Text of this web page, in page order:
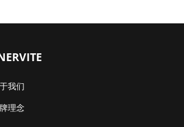
我们
理念